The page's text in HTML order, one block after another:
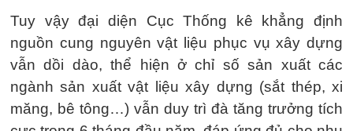
Tuy vậy đại diện Cục Thống kê khẳng định
nguồn cung nguyên vật liệu phục vụ xây dựng
vẫn dồi dào, thể hiện ở chỉ số sản xuất các
ngành sản xuất vật liệu xây dựng (sắt thép, xi
măng, bê tông…) vẫn duy trì đà tăng trưởng tích